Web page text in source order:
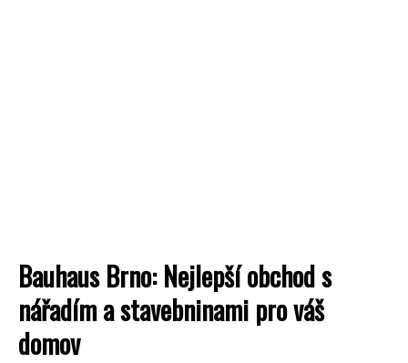
Bauhaus Brno: Nejlepší obchod s
nářadím a stavebninami pro váš
domov